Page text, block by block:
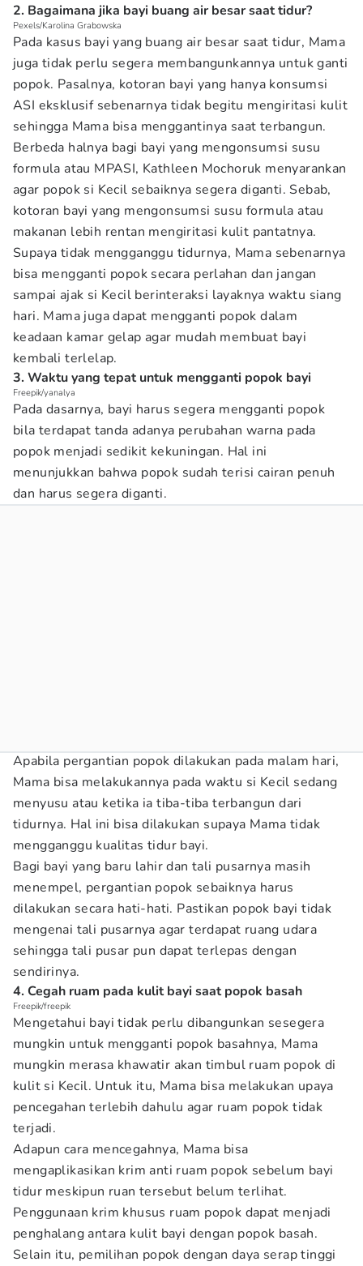
2. Bagaimana jika bayi buang air besar saat tidur?
Pexels/Karolina Grabowska
Pada kasus bayi yang buang air besar saat tidur, Mama
juga tidak perlu segera membangunkannya untuk ganti
popok. Pasalnya, kotoran bayi yang hanya konsumsi
ASI eksklusif sebenarnya tidak begitu mengiritasi kulit
sehingga Mama bisa menggantinya saat terbangun.
Berbeda halnya bagi bayi yang mengonsumsi susu
formula atau MPASI, Kathleen Mochoruk menyarankan
agar popok si Kecil sebaiknya segera diganti. Sebab,
kotoran bayi yang mengonsumsi susu formula atau
makanan lebih rentan mengiritasi kulit pantatnya.
Supaya tidak mengganggu tidurnya, Mama sebenarnya
bisa mengganti popok secara perlahan dan jangan
sampai ajak si Kecil berinteraksi layaknya waktu siang
hari. Mama juga dapat mengganti popok dalam
keadaan kamar gelap agar mudah membuat bayi
kembali terlelap.
3. Waktu yang tepat untuk mengganti popok bayi
Freepik/yanalya
Pada dasarnya, bayi harus segera mengganti popok
bila terdapat tanda adanya perubahan warna pada
popok menjadi sedikit kekuningan. Hal ini
menunjukkan bahwa popok sudah terisi cairan penuh
dan harus segera diganti.
Apabila pergantian popok dilakukan pada malam hari,
Mama bisa melakukannya pada waktu si Kecil sedang
menyusu atau ketika ia tiba-tiba terbangun dari
tidurnya. Hal ini bisa dilakukan supaya Mama tidak
mengganggu kualitas tidur bayi.
Bagi bayi yang baru lahir dan tali pusarnya masih
menempel, pergantian popok sebaiknya harus
dilakukan secara hati-hati. Pastikan popok bayi tidak
mengenai tali pusarnya agar terdapat ruang udara
sehingga tali pusar pun dapat terlepas dengan
sendirinya.
4. Cegah ruam pada kulit bayi saat popok basah
Freepik/freepik
Mengetahui bayi tidak perlu dibangunkan sesegera
mungkin untuk mengganti popok basahnya, Mama
mungkin merasa khawatir akan timbul ruam popok di
kulit si Kecil. Untuk itu, Mama bisa melakukan upaya
pencegahan terlebih dahulu agar ruam popok tidak
terjadi.
Adapun cara mencegahnya, Mama bisa
mengaplikasikan krim anti ruam popok sebelum bayi
tidur meskipun ruan tersebut belum terlihat.
Penggunaan krim khusus ruam popok dapat menjadi
penghalang antara kulit bayi dengan popok basah.
Selain itu, pemilihan popok dengan daya serap tinggi